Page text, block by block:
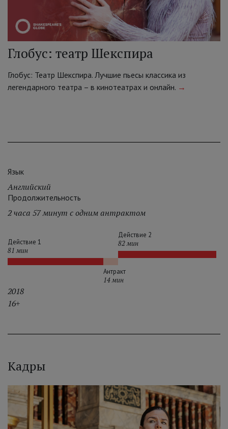
Глобус: театр Шекспира
Глобус: Театр Шекспира. Лучшие пьесы классика из
легендарного театра – в кинотеатрах и онлайн. →
Язык
Английский
Продолжительность
2 часа 57 минут с одним антрактом
Действие 1
81 мин
Антракт
14 мин
Действие 2
82 мин
2018
16+
Кадры